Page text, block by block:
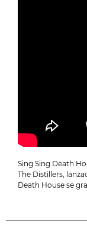
Sing Sing Death
The Distillers,
Death House se